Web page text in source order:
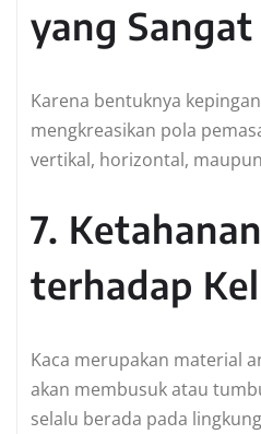
yang
Karena bentuknya
mengkreasikan pola
vertikal, horizontal,
7.
terhadap
Kaca merupakan material
akan membusuk atau
selalu berada pada